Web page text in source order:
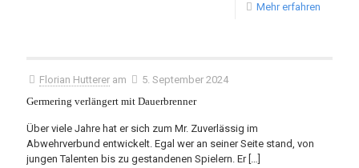
Mehr erfahren
Florian Hutterer am
5. September 2024
Germering verlängert mit Dauerbrenner
Über viele Jahre hat er sich zum Mr. Zuverlässig im
Abwehrverbund entwickelt. Egal wer an seiner Seite stand, von
jungen Talenten bis zu gestandenen Spielern. Er[…]